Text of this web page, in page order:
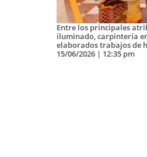
Entre los principales
iluminado, carpintería
elaborados trabajos de
15/06/2026 | 12:35 pm